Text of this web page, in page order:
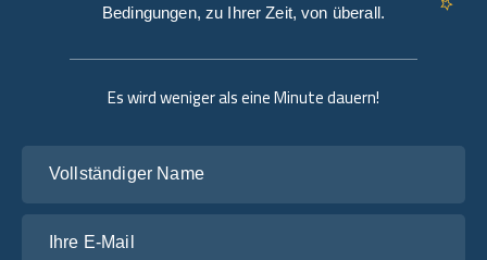
Es wird weniger als eine Minute dauern!
Bedingungen, zu Ihrer Zeit, von überall.